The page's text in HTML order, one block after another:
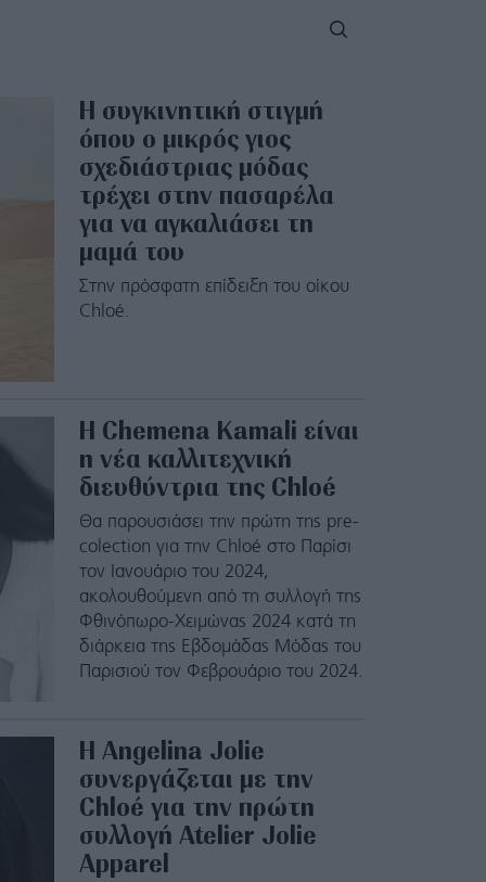
Η συγκινητική στιγμή
όπου ο μικρός γιος
σχεδιάστριας μόδας
τρέχει στην πασαρέλα
για να αγκαλιάσει τη
μαμά του
Στην πρόσφατη επίδειξη του οίκου
Chloé.
Η Chemena Kamali είναι
η νέα καλλιτεχνική
διευθύντρια της Chloé
Θα παρουσιάσει την πρώτη της pre-
colection για την Chloé στο Παρίσι
τον Ιανουάριο του 2024,
ακολουθούμενη από τη συλλογή της
Φθινόπωρο-Χειμώνας 2024 κατά τη
διάρκεια της Εβδομάδας Μόδας του
Παρισιού τον Φεβρουάριο του 2024.
Η Angelina Jolie
συνεργάζεται με την
Chloé για την πρώτη
συλλογή Atelier Jolie
Apparel